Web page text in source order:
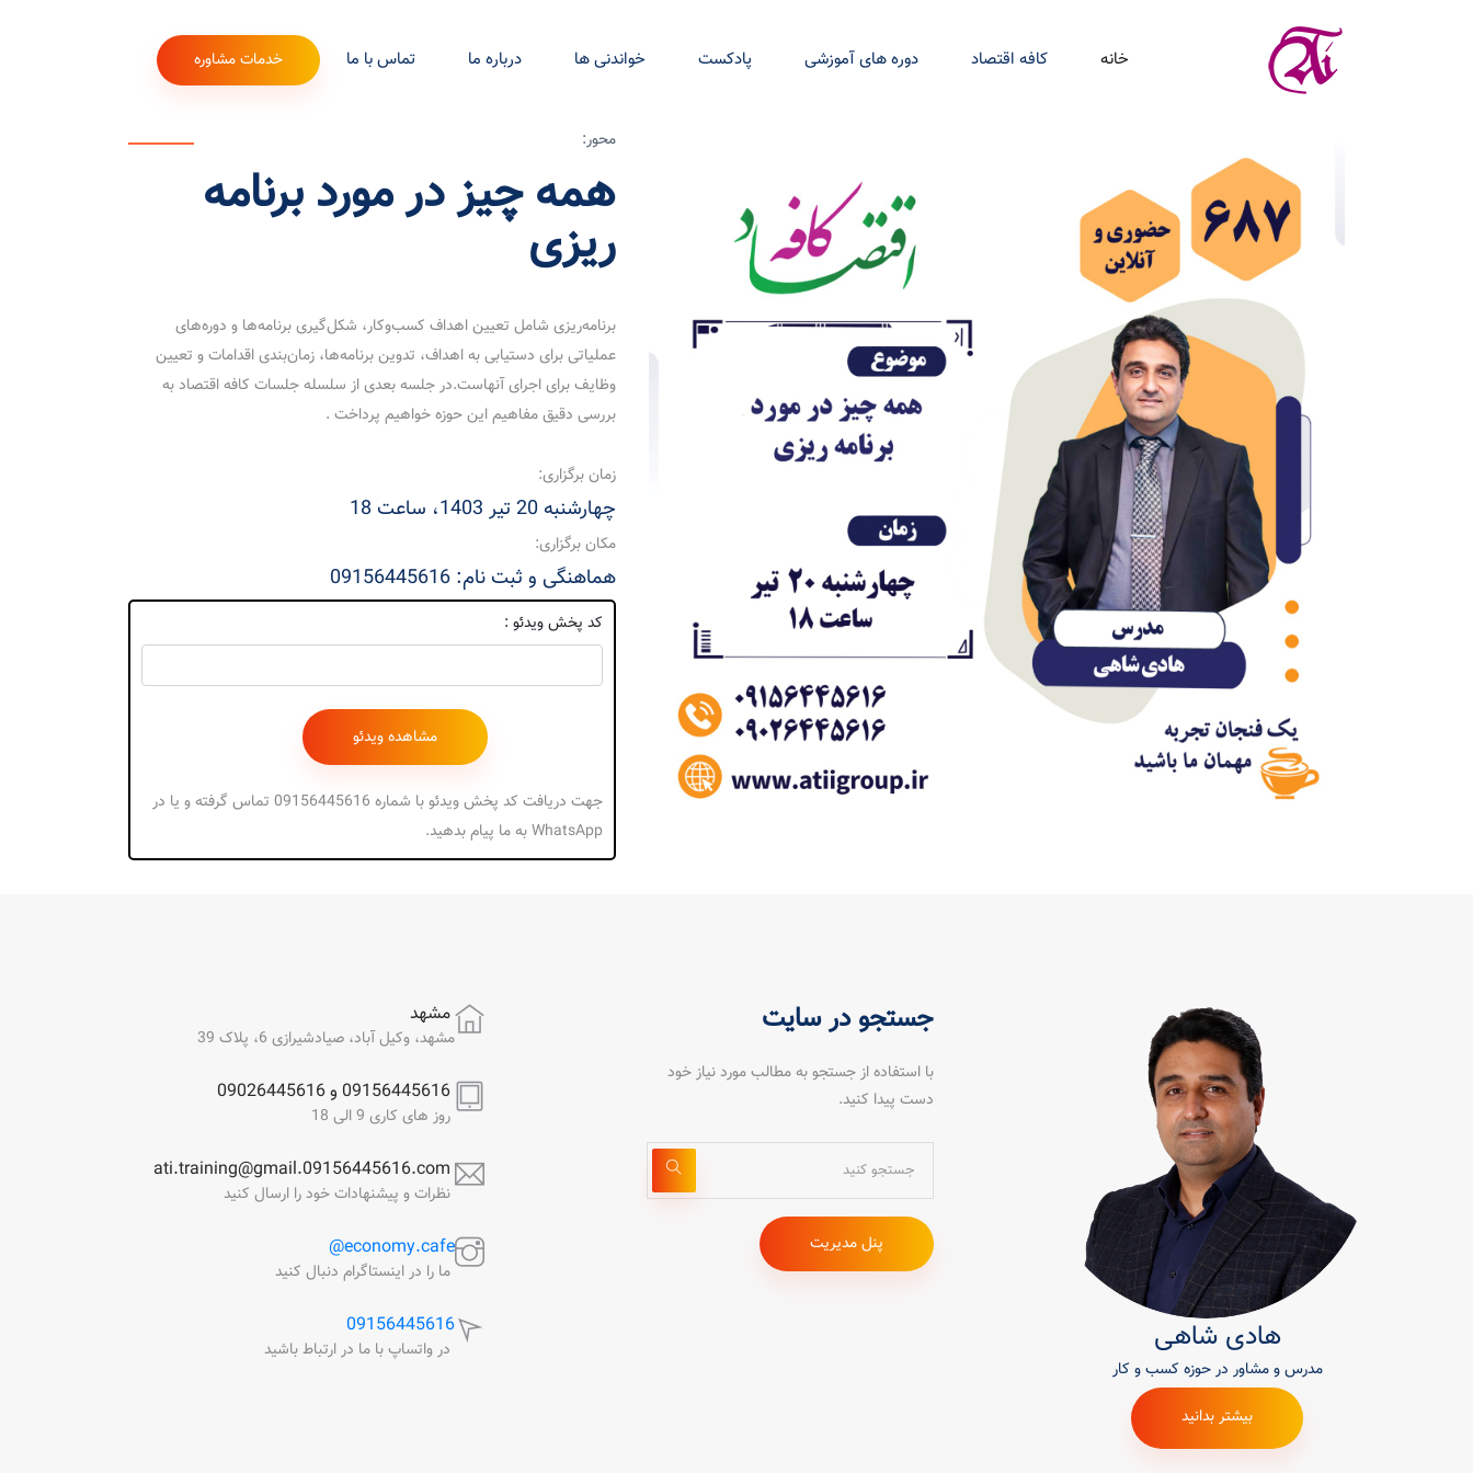
خانه کافه اقتصاد دوره های آموزشی پادکست خواندنی ها درباره ما تماس با ما خدمات مشاوره
محور:
همه چیز در مورد برنامه
ریزی
برنامه‌ریزی شامل تعیین اهداف کسب‌وکار، شکل‌گیری برنامه‌ها و دوره‌های
عملیاتی برای دستیابی به اهداف، تدوین برنامه‌ها، زمان‌بندی اقدامات و تعیین
وظایف برای اجرای آنهاست.در جلسه بعدی از سلسله جلسات کافه اقتصاد به
بررسی دقیق مفاهیم این حوزه خواهیم پرداخت .
زمان برگزاری:
چهارشنبه 20 تیر 1403، ساعت 18
مکان برگزاری:
هماهنگی و ثبت نام: 09156445616
کد پخش ویدئو :
جهت دریافت کد پخش ویدئو با شماره 09156445616 تماس گرفته و یا در
WhatsApp به ما پیام بدهید.
هادی شاهی
مدرس و مشاور در حوزه کسب و کار
بیشتر بدانید
جستجو در سایت
با استفاده از جستجو به مطالب مورد نیاز خود
دست پیدا کنید.
پنل مدیریت
مشهد
مشهد، وکیل آباد، صیادشیرازی 6، پلاک 39
روز های کاری 9 الی 18
نظرات و پیشنهادات خود را ارسال کنید
economy.cafe@
ما را در اینستاگرام دنبال کنید
09156445616
در واتساپ با ما در ارتباط باشید